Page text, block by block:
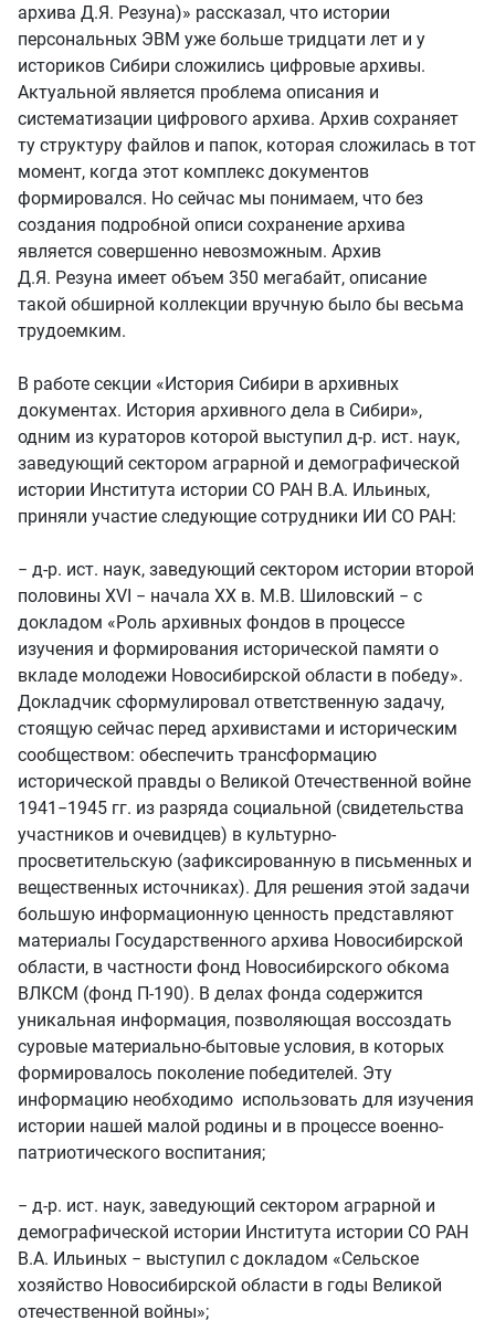
архива Д.Я. Резуна)» рассказал, что истории
персональных ЭВМ уже больше тридцати лет и у
историков Сибири сложились цифровые архивы.
Актуальной является проблема описания и
систематизации цифрового архива. Архив сохраняет
ту структуру файлов и папок, которая сложилась в тот
момент, когда этот комплекс документов
формировался. Но сейчас мы понимаем, что без
создания подробной описи сохранение архива
является совершенно невозможным. Архив
Д.Я. Резуна имеет объем 350 мегабайт, описание
такой обширной коллекции вручную было бы весьма
трудоемким.
В работе секции «История Сибири в архивных
документах. История архивного дела в Сибири»,
одним из кураторов которой выступил д-р. ист. наук,
заведующий сектором аграрной и демографической
истории Института истории СО РАН В.А. Ильиных,
приняли участие следующие сотрудники ИИ СО РАН:
− д-р. ист. наук, заведующий сектором истории второй
половины XVI − начала XX в. М.В. Шиловский − с
докладом «Роль архивных фондов в процессе
изучения и формирования исторической памяти о
вкладе молодежи Новосибирской области в победу».
Докладчик сформулировал ответственную задачу,
стоящую сейчас перед архивистами и историческим
сообществом: обеспечить трансформацию
исторической правды о Великой Отечественной войне
1941−1945 гг. из разряда социальной (свидетельства
участников и очевидцев) в культурно-
просветительскую (зафиксированную в письменных и
вещественных источниках). Для решения этой задачи
большую информационную ценность представляют
материалы Государственного архива Новосибирской
области, в частности фонд Новосибирского обкома
ВЛКСМ (фонд П-190). В делах фонда содержится
уникальная информация, позволяющая воссоздать
суровые материально-бытовые условия, в которых
формировалось поколение победителей. Эту
информацию необходимо использовать для изучения
истории нашей малой родины и в процессе военно-
патриотического воспитания;
− д-р. ист. наук, заведующий сектором аграрной и
демографической истории Института истории СО РАН
В.А. Ильиных − выступил с докладом «Сельское
хозяйство Новосибирской области в годы Великой
отечественной войны»;